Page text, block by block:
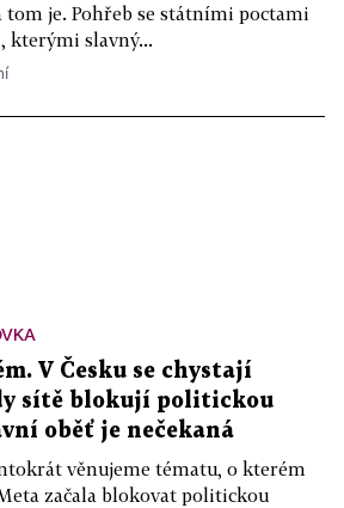
tom je. Pohřeb se státními poctami
kterými slavný...
V Česku se chystají
sítě blokují politickou
oběť je nečekaná
věnujeme tématu, o kterém
začala blokovat politickou